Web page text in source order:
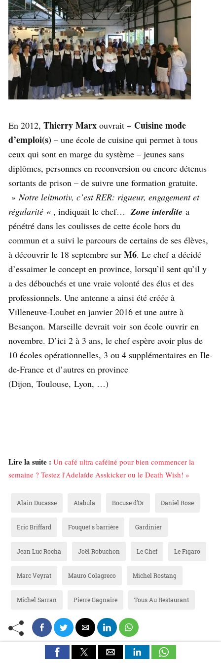
En 2012, Thierry Marx ouvrait – Cuisine mode
d’emploi(s) – une école de cuisine qui permet à tous
ceux qui sont en marge du système – jeunes sans
diplômes, personnes en reconversion ou encore détenus
sortants de prison – de suivre une formation gratuite.
»Notre leitmotiv, c’est RER: rigueur, engagement et
régularité « , indiquait le chef…Zone interdite a
pénétré dans les coulisses de cette école hors du
commun et a suivi le parcours de certains de ses élèves,
à découvrir le 18 septembre sur M6. Le chef a décidé
d’essaimer le concept en province, lorsqu’il sent qu’il y
a des débouchés et une vraie volonté des élus et des
professionnels. Une antenne a ainsi été créée à
Villeneuve-Loubet en janvier 2016 et une autre à
Besançon. Marseille devrait voir son école ouvrir en
novembre. D’ici 2 à 3 ans, le chef espère avoir plus de
10 écoles opérationnelles, 3 ou 4 supplémentaires en Ile-
de-France et d’autres en province
(Dijon, Toulouse, Lyon, …)
Lire la suite : Un café ultra caféiné pour bien commencer la
semaine ? Testez l'Adelaïde Asskicker ou le Death Wish! »
Alain Ducasse Atabula Bocuse d’Or Daniel Rose
Eric Briffard Fouquet's barrière Gardinier
Jean Luc Rocha Joël Robuchon Le Chef Le Figaro
Marc Veyrat Mauro Colagreco Michel Rostang
Michel Sarran Pierre Gagnaire Tous Au Restaurant